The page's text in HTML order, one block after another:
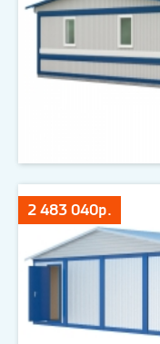
2 483 040р.